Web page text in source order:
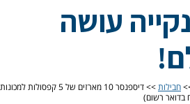
עושה
חבילות
>> דיספנסר 10 מארזים של 5 קפסולות למכונות
בדואר רשום)